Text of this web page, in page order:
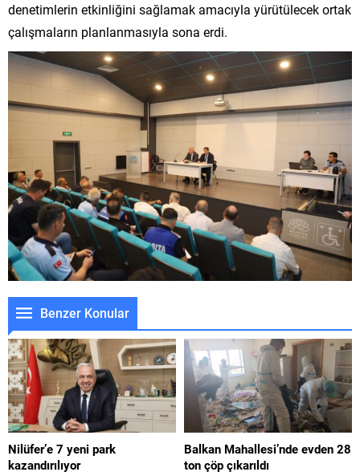
denetimlerin etkinliğini sağlamak amacıyla yürütülecek ortak
çalışmaların planlanmasıyla sona erdi.
Benzer Konular
Nilüfer’e 7 yeni park
kazandırılıyor
Balkan Mahallesi’nde evden 28
ton çöp çıkarıldı